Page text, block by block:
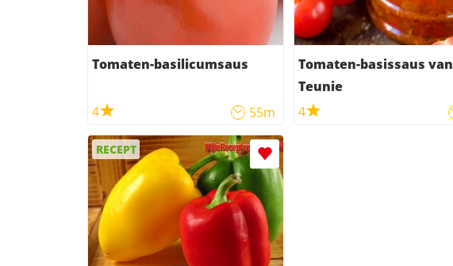
Tomaten-basilicumsaus
4 55m
Tomaten-basissaus van
Teunie
4
RECEPT